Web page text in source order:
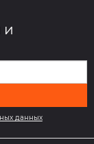
и
данных